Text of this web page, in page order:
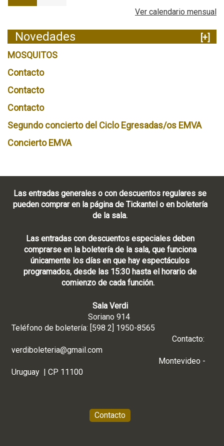
Ver calendario mensual
Novedades
[+]
MOSQUITOS
Contacto
Contacto
Contacto
Segundo concierto del Ciclo Egresadas/os EMVA
Concierto EMVA
Las entradas generales o con descuentos regulares se
pueden comprar en la página de Tickantel o en boletería
de la sala.
Las entradas con descuentos especiales deben
comprarse en la boletería de la sala, que funciona
únicamente los días en que hay espectáculos
programados, desde las 15:30 hasta el horario de
comienzo de cada función.
Sala Verdi
Soriano 914
Teléfono de boletería: [598 2] 1950-8565
Contacto:
verdiboleteria@gmail.com
Montevideo -
Uruguay | CP 11100
Contacto